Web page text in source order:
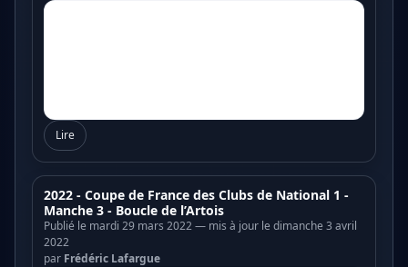
Lire
2022 - Coupe de France des Clubs de National 1 -
Manche 3 - Boucle de l’Artois
Publié le mardi 29 mars 2022 — mis à jour le dimanche 3 avril
2022
par Frédéric Lafargue